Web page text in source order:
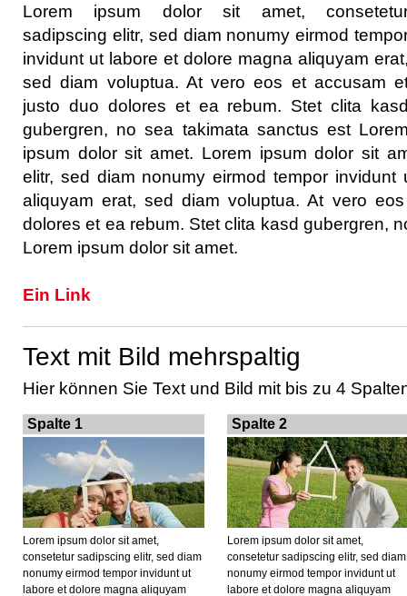
Lorem ipsum dolor sit amet,
sadipscing elitr, sed diam nonumy eirmod
invidunt ut labore et dolore magna aliquyam
sed diam voluptua. At vero eos et accusam
justo duo dolores et ea rebum. Stet clita
gubergren, no sea takimata sanctus est
ipsum dolor sit amet. Lorem ipsum dolor sit
elitr, sed diam nonumy eirmod tempor
aliquyam erat, sed diam voluptua. At vero
dolores et ea rebum. Stet clita kasd gubergren,
Lorem ipsum dolor sit amet.
Ein Link
Text mit Bild mehrspaltig
Hier können Sie Text und Bild mit bis zu 4
Spalte 1
Lorem ipsum dolor sit amet,
consetetur sadipscing elitr, sed diam
nonumy eirmod tempor invidunt ut
labore et dolore magna aliquyam
Spalte 2
Lorem ipsum dolor sit amet,
consetetur sadipscing elitr, sed diam
nonumy eirmod tempor invidunt ut
labore et dolore magna aliquyam